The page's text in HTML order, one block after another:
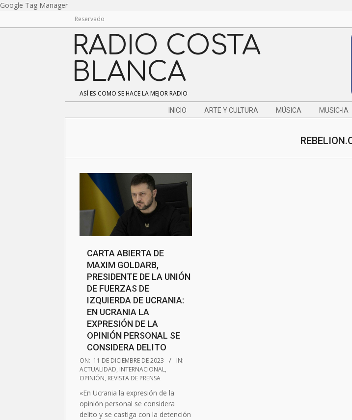
Google Tag ManagerSkip
content
Reservado
RADIO COSTA
BLANCA
ASÍ ES COMO SE HACE LA MEJOR RADIO
Menu
INICIO ARTE Y CULTURA MÚSICA MUSIC-IA
CARTA ABIERTA DE
MAXIM GOLDARB,
PRESIDENTE DE LA UNIÓN
DE FUERZAS DE
IZQUIERDA DE UCRANIA:
EN UCRANIA LA
EXPRESIÓN DE LA
OPINIÓN PERSONAL SE
CONSIDERA DELITO
2023-
12-
11
ON: 11 DE DICIEMBRE DE 2023
IN:
ACTUALIDAD, INTERNACIONAL,
OPINIÓN, REVISTA DE PRENSA
«En Ucrania la expresión de la
opinión personal se considera
delito y se castiga con la detención